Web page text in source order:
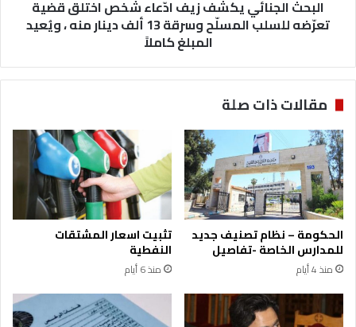
للسلب
المسلّح
وسرقة
ألف
منه
ويُعيد
المبلغ
كاملاً
البحث الجنائي يكشف زيف ادّعاء شخص اختلق قضية
تعرّضه للسلب المسلّح وسرقة 13 ألف دينار منه ، ويُعيد
المبلغ كاملاً
مقالات ذات صلة
الحكومة – نظام تصنيف جديد
للمدارس الخاصة -تفاصيل
منذ 4 أيام
تثبيت اسعار المشتقات
النفطية
منذ 6 أيام